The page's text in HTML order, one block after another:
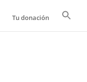
Tu donación